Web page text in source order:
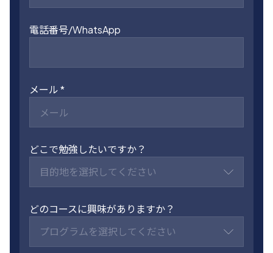
電話番号/WhatsApp
メール
どこで勉強したいですか？
目的地を選択してください
どのコースに興味がありますか？
プログラムを選択してください